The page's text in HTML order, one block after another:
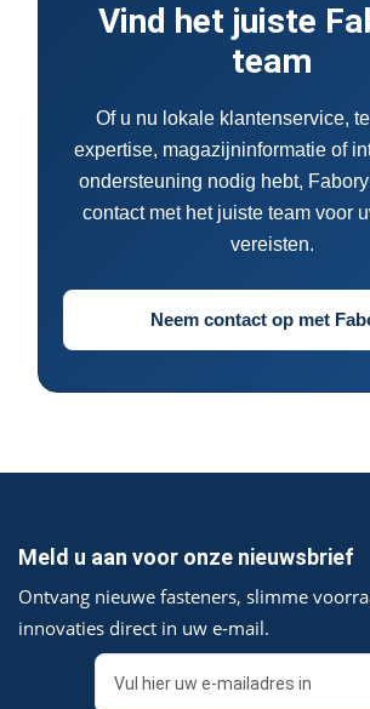
Vind het juiste
team
Of u nu lokale klantenservice,
expertise, magazijninformatie of
ondersteuning nodig hebt,
contact met het juiste team voor
vereisten.
Neem contact op met
Meld u aan voor onze nieuwsbrief
Ontvang nieuwe fasteners, slimme
innovaties direct in uw e‑mail.